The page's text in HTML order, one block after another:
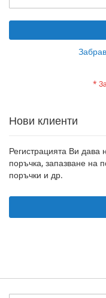
Нови клиенти
Регистрацията Ви дава
поръчка, запазване на
поръчки и др.